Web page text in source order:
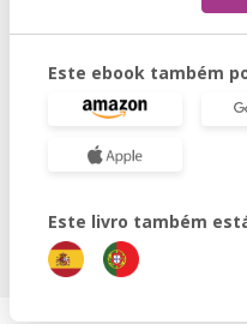
Este ebook também
Este livro também